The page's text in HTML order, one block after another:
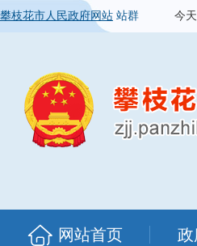
攀枝花市人民政府网站 站群 今天
网站首页 政